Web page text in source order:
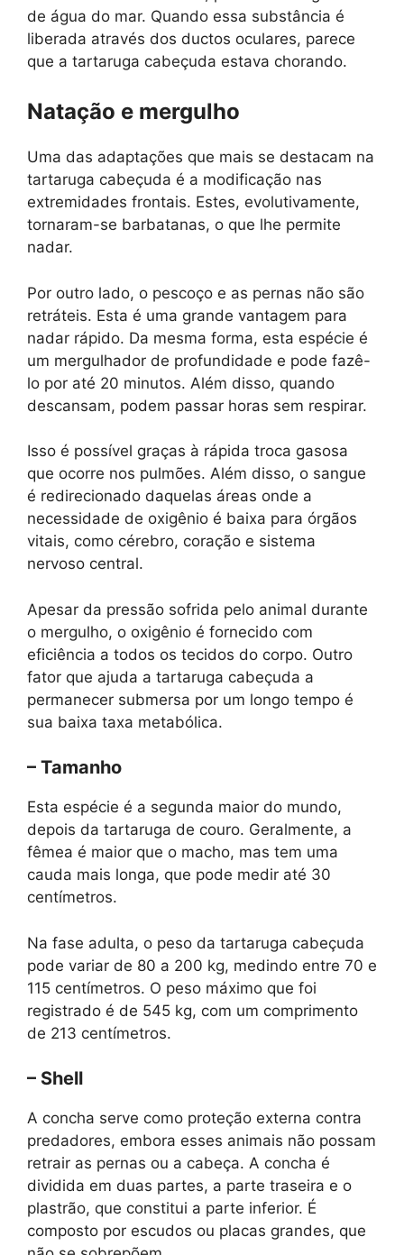
de água do mar. Quando essa substância é
liberada através dos ductos oculares, parece
que a tartaruga cabeçuda estava chorando.
Natação e mergulho
Uma das adaptações que mais se destacam na
tartaruga cabeçuda é a modificação nas
extremidades frontais. Estes, evolutivamente,
tornaram-se barbatanas, o que lhe permite
nadar.
Por outro lado, o pescoço e as pernas não são
retráteis. Esta é uma grande vantagem para
nadar rápido. Da mesma forma, esta espécie é
um mergulhador de profundidade e pode fazê-
lo por até 20 minutos. Além disso, quando
descansam, podem passar horas sem respirar.
Isso é possível graças à rápida troca gasosa
que ocorre nos pulmões. Além disso, o sangue
é redirecionado daquelas áreas onde a
necessidade de oxigênio é baixa para órgãos
vitais, como cérebro, coração e sistema
nervoso central.
Apesar da pressão sofrida pelo animal durante
o mergulho, o oxigênio é fornecido com
eficiência a todos os tecidos do corpo. Outro
fator que ajuda a tartaruga cabeçuda a
permanecer submersa por um longo tempo é
sua baixa taxa metabólica.
– Tamanho
Esta espécie é a segunda maior do mundo,
depois da tartaruga de couro. Geralmente, a
fêmea é maior que o macho, mas tem uma
cauda mais longa, que pode medir até 30
centímetros.
Na fase adulta, o peso da tartaruga cabeçuda
pode variar de 80 a 200 kg, medindo entre 70 e
115 centímetros. O peso máximo que foi
registrado é de 545 kg, com um comprimento
de 213 centímetros.
– Shell
A concha serve como proteção externa contra
predadores, embora esses animais não possam
retrair as pernas ou a cabeça. A concha é
dividida em duas partes, a parte traseira e o
plastrão, que constitui a parte inferior. É
composto por escudos ou placas grandes, que